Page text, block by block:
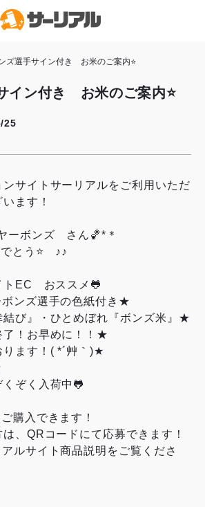
ズ選手サイン付き お米のご案内⭐
イン付き お米のご案内⭐
25
サイトサーリアルをご利用いただ
ます！
ーボンズ さん🏀*＊
とう⭐ ♪♪
トEC おススメ🐸
ンズ選手の色紙付き★
び』・ひとめぼれ『ボンズ米』★
！お早めに！！★
ます！( *´艸｀)★
ぞく入荷中🐸
購入できます！
、QRコードにて応募できます！
ルサイト商品説明をご覧くださ